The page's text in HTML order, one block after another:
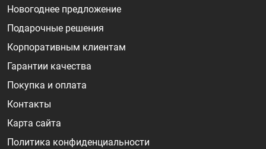
Новогоднее предложение
Подарочные решения
Корпоративным клиентам
Гарантии качества
Покупка и оплата
Контакты
Карта сайта
Политика конфиденциальности